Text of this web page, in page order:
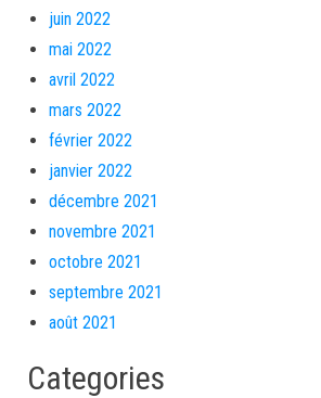
juin 2022
mai 2022
avril 2022
mars 2022
février 2022
janvier 2022
décembre 2021
novembre 2021
octobre 2021
septembre 2021
août 2021
Categories